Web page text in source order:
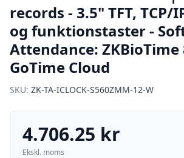
records - 3.5" TFT, TCP/
og funktionstaster -
Attendance: ZKBioTime
GoTime Cloud
SKU: ZK-TA-ICLOCK-S560ZMM-12-W
4.706.25 kr
Ekskl. moms